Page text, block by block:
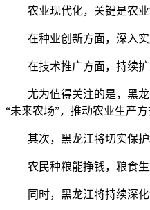
农业现代化，关键是农业
在种业创新方面，深入实
在技术推广方面，持续扩
尤为值得关注的是，黑龙
“未来农场”，推动农业生产方
其次，黑龙江将切实保护
农民种粮能挣钱，粮食生
同时，黑龙江将持续深化“